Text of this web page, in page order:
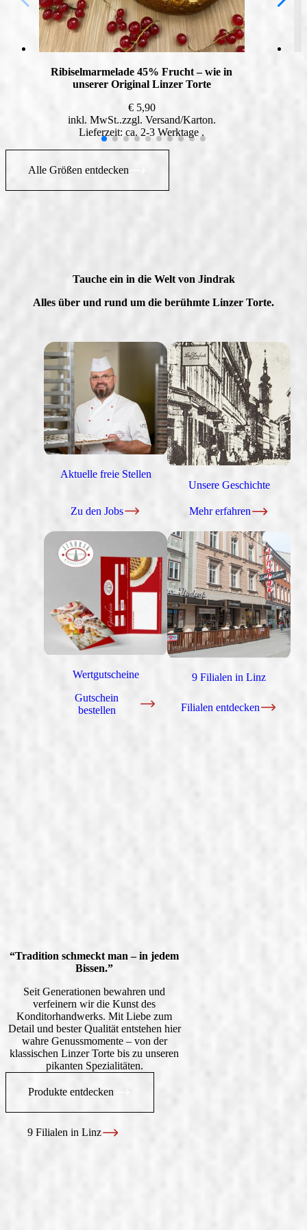
Ribiselmarmelade 45% Frucht – wie in
unserer Original Linzer Torte
€5,90
inkl. MwSt. zzgl. Versand
Lieferzeit: ca. 2-3 Werktage
Alle Größen entdecken
Tauche ein in die Welt von Jindrak
Alles über und rund um die berühmte Linzer Torte.
Aktuelle freie Stellen
Zu den Jobs
Unsere Geschichte
Mehr erfahren
Wertgutscheine
Gutschein
bestellen
9 Filialen in Linz
Filialen entdecken
“Tradition schmeckt man – in jedem
Bissen.”
Seit Generationen bewahren und
verfeinern wir die Kunst des
Konditorhandwerks. Mit Liebe zum
Detail und bester Qualität entstehen hier
wahre Genussmomente – von der
klassischen Linzer Torte bis zu unseren
pikanten Spezialitäten.
Produkte entdecken
9 Filialen in Linz